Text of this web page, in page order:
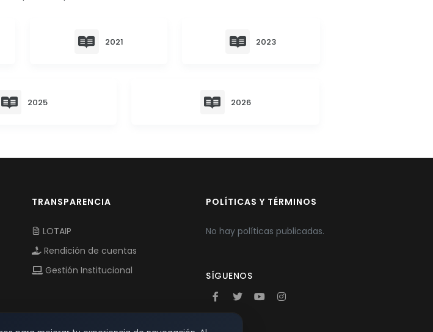
2021 2023
2025 2026
TRANSPARENCIA
LOTAIP
Rendición de cuentas
Gestión Institucional
POLÍTICAS Y TÉRMINOS
No hay políticas publicadas.
SÍGUENOS